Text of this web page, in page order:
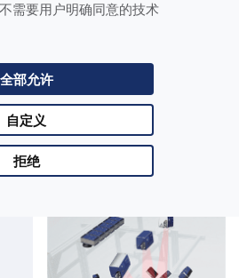
需要用户明确同意的技术
全部允许
自定义
拒绝
可 以在各种包裹搬运到主要设 施
觉系统和固定式阅读器读 取每个
引导至正确的位置并保 持可追踪
产品